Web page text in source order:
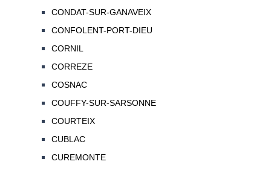
CONDAT-SUR-GANAVEIX
CONFOLENT-PORT-DIEU
CORNIL
CORREZE
COSNAC
COUFFY-SUR-SARSONNE
COURTEIX
CUBLAC
CUREMONTE